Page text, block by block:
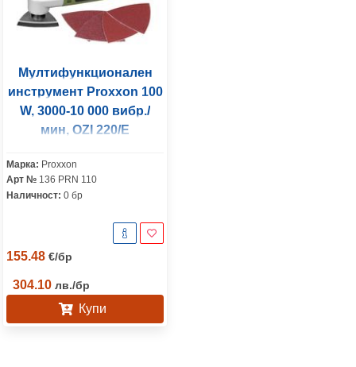
Мултифункционален
инструмент Proxxon 100
W, 3000-10 000 вибр./
мин, OZI 220/E
Марка: Proxxon
Арт № 136 PRN 110
Наличност: 0 бр
155.48 €/бр
304.10 лв./бр
Купи